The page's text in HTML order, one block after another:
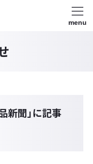
menu
新聞」に記事